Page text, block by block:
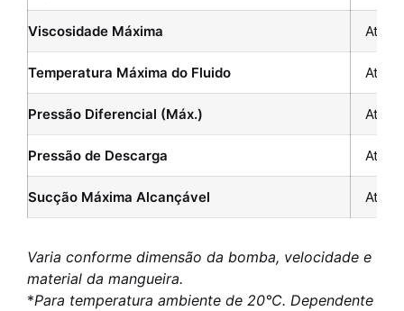
Viscosidade Máxima Até
Temperatura Máxima do Fluido Até
Pressão Diferencial (Máx.) Até 4
Pressão de Descarga Até 4
Sucção Máxima Alcançável Até
Varia conforme dimensão da bomba, velocidade e
material da mangueira.
*Para temperatura ambiente de 20°C. Dependente